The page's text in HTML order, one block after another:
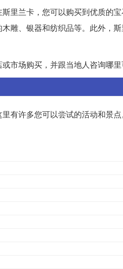
里兰卡，您可以购买到优质的
雕、银器和纺织品等。此外，
市场购买，并跟当地人咨询哪里
有许多您可以尝试的活动和景点